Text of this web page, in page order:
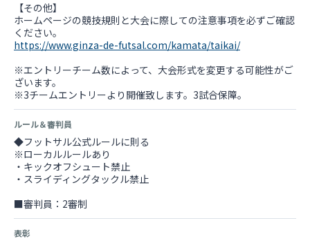
【その他】
ホームページの競技規則と大会に際しての注意事項を必ずご確認
https://www.ginza-de-futsal.com/kamata/taikai/
※エントリーチーム数によって、大会形式を変更する可能性がご
ざいます。
※3チームエントリーより開催致します。3試合保障。
ルール＆審判員
◆フットサル公式ルールに則る
※ローカルルールあり
・キックオフシュート禁止
・スライディングタックル禁止
■審判員：2審制
表彰